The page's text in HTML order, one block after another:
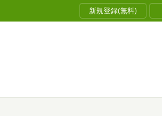
新規登録(無料)